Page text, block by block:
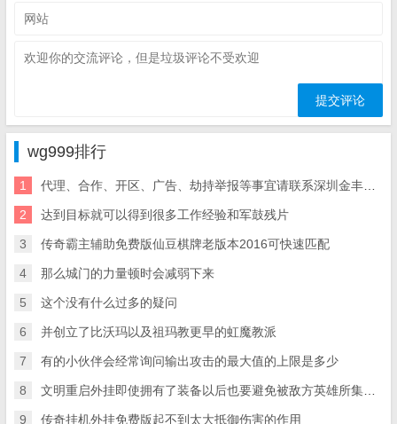
wg999排行
1 代理、合作、开区、广告、劫持举报等事宜请联系深圳金丰星界科技有限公司
2 达到目标就可以得到很多工作经验和军鼓残片
3 传奇霸主辅助免费版仙豆棋牌老版本2016可快速匹配
4 那么城门的力量顿时会减弱下来
5 这个没有什么过多的疑问
6 并创立了比沃玛以及祖玛教更早的虹魔教派
7 有的小伙伴会经常询问输出攻击的最大值的上限是多少
8 文明重启外挂即使拥有了装备以后也要避免被敌方英雄所集火攻击
9 传奇挂机外挂免费版起不到太大抵御伤害的作用